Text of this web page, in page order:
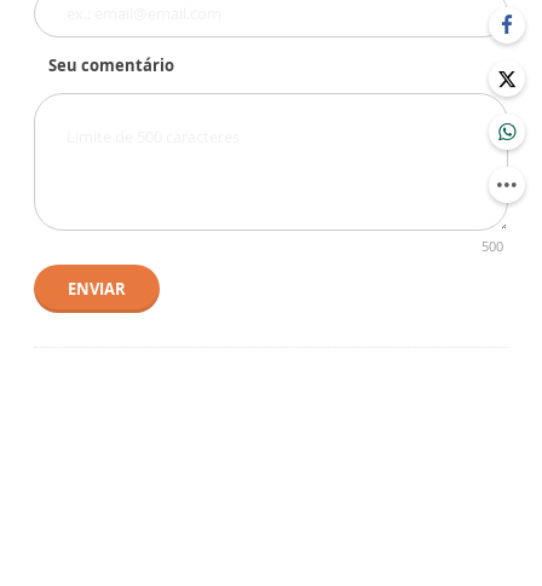
Seu comentário
500
ENVIAR